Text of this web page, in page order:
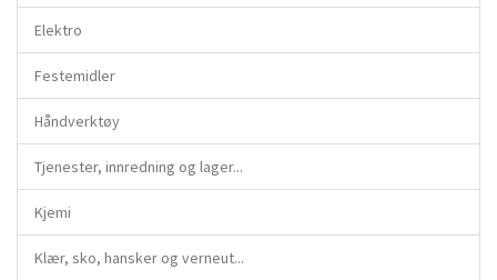
Elektro
Festemidler
Håndverktøy
Tjenester, innredning og lager...
Kjemi
Klær, sko, hansker og verneut...